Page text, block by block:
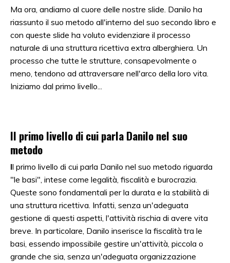
Ma ora, andiamo al cuore delle nostre slide. Danilo ha
riassunto il suo metodo all'interno del suo secondo libro e
con queste slide ha voluto evidenziare il processo
naturale di una struttura ricettiva extra alberghiera. Un
processo che tutte le strutture, consapevolmente o
meno, tendono ad attraversare nell'arco della loro vita.
Iniziamo dal primo livello...
Il primo livello di cui parla Danilo nel suo
metodo
Il primo livello di cui parla Danilo nel suo metodo riguarda
"le basi", intese come legalità, fiscalità e burocrazia.
Queste sono fondamentali per la durata e la stabilità di
una struttura ricettiva. Infatti, senza un'adeguata
gestione di questi aspetti, l'attività rischia di avere vita
breve. In particolare, Danilo inserisce la fiscalità tra le
basi, essendo impossibile gestire un'attività, piccola o
grande che sia, senza un'adeguata organizzazione